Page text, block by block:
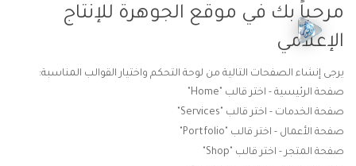
مرحباً بك في موقع الجوهرة للإنتاج
الإعلامي
يرجى إنشاء الصفحات التالية من لوحة التحكم واختيار القوالب المناسبة:
صفحة الرئيسية - اختر قالب "Home"
صفحة الخدمات - اختر قالب "Services"
صفحة الأعمال - اختر قالب "Portfolio"
صفحة المتجر - اختر قالب "Shop"